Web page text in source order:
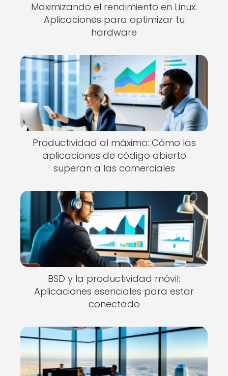
Maximizando el rendimiento en Linux:
Aplicaciones para optimizar tu
hardware
Productividad al máximo: Cómo las
aplicaciones de código abierto
superan a las comerciales
BSD y la productividad móvil:
Aplicaciones esenciales para estar
conectado